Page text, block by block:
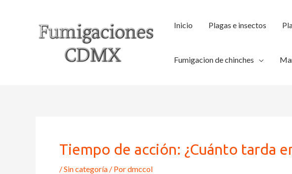
Inicio Plagas e insectos
Fumigacion de chinches
Tiempo de acción: ¿Cuánto tarda
/Sin categoría / Pordmccol